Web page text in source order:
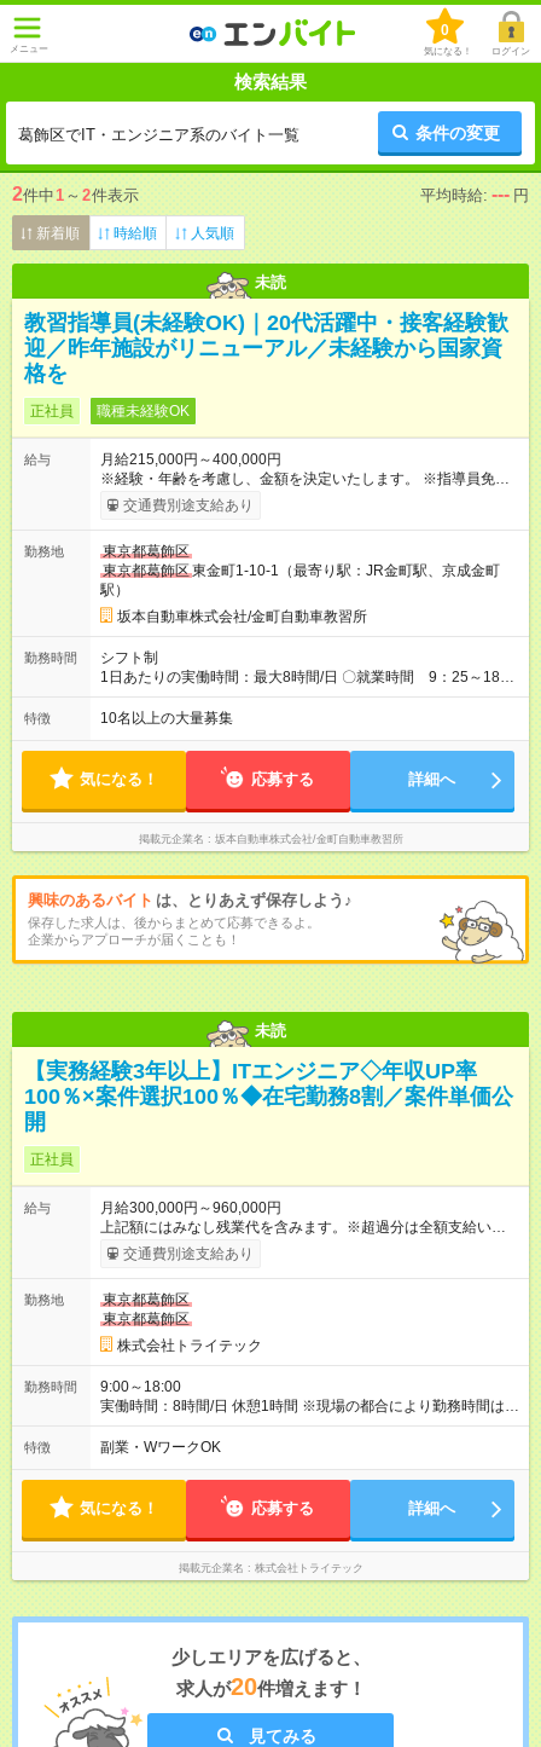
メニュー
0
気になる！ ログイン
検索結果
葛飾区でIT・エンジニア系のバイト一覧 条件の変更
2件中1 ～ 2件表示 平均時給: --- 円
新着順 時給順 人気順
未読
教習指導員(未経験OK)｜20代活躍中・接客経験歓
迎／昨年施設がリニューアル／未経験から国家資
格を
正社員 職種未経験OK
給与
月給215,000円～400,000円
※経験・年齢を考慮し、金額を決定いたします。 ※指導員免許取
得し選任されるまでの期間は、一律215,000円となります。 選
任後は250,000円. その他待遇に変更はありません。 【試用期
交通費別途支給あり
勤務地
東京都葛飾区
東京都葛飾区東金町1-10-1（最寄り駅：JR金町駅、京成金町
駅）
坂本自動車株式会社/金町自動車教習所
勤務時間
シフト制
1日あたりの実働時間：最大8時間/日 〇就業時間 9：25～18：
25（実働8時間） 〇3勤1休(3日出勤1日休みの繰り返し。全員出
勤日・休館日等により変動あり） 〇休憩1時間
特徴 10名以上の大量募集
気になる！ 応募する 詳細へ
掲載元企業名 坂本自動車株式会社/金町自動車教習所
興味のあるバイト は、とりあえず保存しよう♪
保存した求人は、後からまとめて応募できるよ。
企業からアプローチが届くことも！
未読
【実務経験3年以上】ITエンジニア◇年収UP率
100％×案件選択100％◆在宅勤務8割／案件単価公
開
正社員
給与
月給300,000円～960,000円
上記額にはみなし残業代を含みます。※超過分は全額支給いたし
ます。 みなし残業代 45,975円／月 みなし残業時間 30時間／月
※経験・年齢・能力などを考慮のうえ、当社規定により決定しま
91％を誇る理由は、前給保証と昇給率10%以上を目標とした給
与改定を行っているから。案件単価、給与計算式もオープンに
しており、透明性のある給与体系が安心感を支えています。
★ 前職給与を保証！★ 実際に当社に転職したエンジニアが全
員、前職よりも収入をUPさせています！ 【試用期間】試用期間
あり 試用期間の長さ：6ヶ月 雇用形態、給与は本採用時と同じ
交通費別途支給あり
勤務地
東京都葛飾区
東京都葛飾区
株式会社トライテック
勤務時間
9:00～18:00
実働時間：8時間/日 休憩1時間 ※現場の都合により勤務時間は異
なります。 ※残業は平均で5～10時間ほどと少なめです。 ★ 理
想のワークライフバランスを実現 ★ 年間休日131日、副業OK
事もプライベートも両立できる環境が整っています。
特徴 副業・WワークOK
気になる！ 応募する 詳細へ
掲載元企業名 株式会社トライテック
少しエリアを広げると、
求人が20件増えます！
見てみる